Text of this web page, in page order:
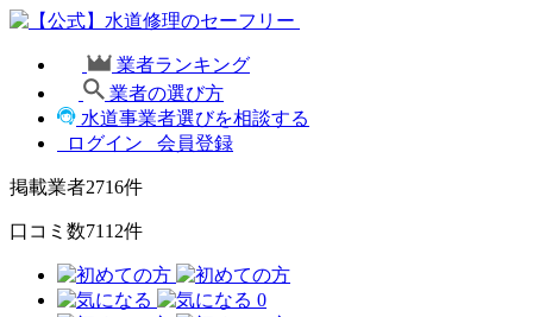
業者ランキング
業者の選び方
水道事業者選びを相談する
ログイン
会員登録
掲載業者2716件
口コミ数7112件
0